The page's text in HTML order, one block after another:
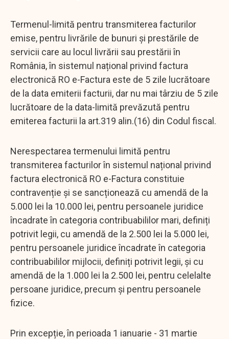
Termenul-limită pentru transmiterea facturilor
emise, pentru livrările de bunuri și prestările de
servicii care au locul livrării sau prestării în
România, în sistemul național privind factura
electronică RO e-Factura este de 5 zile lucrătoare
de la data emiterii facturii, dar nu mai târziu de 5 zile
lucrătoare de la data-limită prevăzută pentru
emiterea facturii la art.319 alin.(16) din Codul fiscal.
Nerespectarea termenului limită pentru
transmiterea facturilor în sistemul național privind
factura electronică RO e-Factura constituie
contravenție și se sancționează cu amendă de la
5.000 lei la 10.000 lei, pentru persoanele juridice
încadrate în categoria contribuabililor mari, definiți
potrivit legii, cu amendă de la 2.500 lei la 5.000 lei,
pentru persoanele juridice încadrate în categoria
contribuabililor mijlocii, definiți potrivit legii, și cu
amendă de la 1.000 lei la 2.500 lei, pentru celelalte
persoane juridice, precum și pentru persoanele
fizice.
Prin excepție, în perioada 1 ianuarie - 31 martie